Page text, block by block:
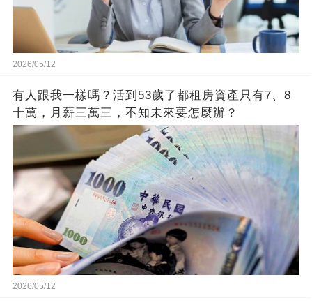
2026/05/12
有人跟我一樣嗎？活到53歲了都租房資產只有7、8
十萬，月薪三萬三，不知未來要怎麼辦？
2026/05/12